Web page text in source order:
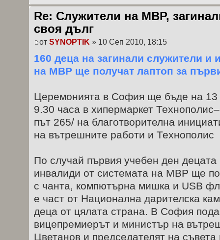
Re: Служители на МВР,
своя дълг
от SYNOPTIK » 10 Сеп 2010, 18:15
160 деца на загинали служители и
на МВР ще получат лаптоп за
Церемонията в София ще бъде на 13
9.30 часа в хипермаркет
път 265/ на благотворителна
на вътрешните работи и Технополис
По случай първия учебен ден
инвалиди от системата на МВР ще
с чанта, компютърна мишка и USB
е част от Национална дарителска
деца от цялата страна. В София
вицепремиерът и министър на
Цветанов и председателят на